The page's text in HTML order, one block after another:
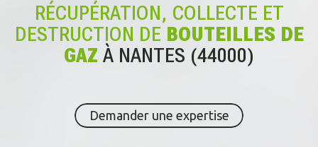
RÉCUPÉRATION, COLLECTE ET
DESTRUCTION DE BOUTEILLES DE
GAZ À NANTES (44000)
Demander une expertise